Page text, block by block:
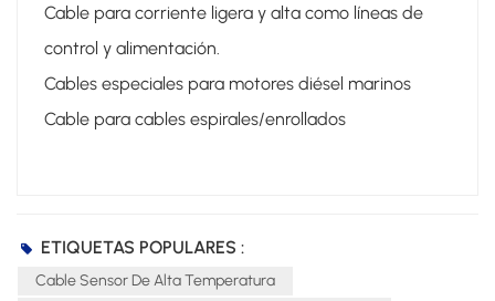
Cable para corriente ligera y alta como líneas de
control y alimentación.
Cables especiales para motores diésel marinos
Cable para cables espirales/enrollados
ETIQUETAS POPULARES :
Cable Sensor De Alta Temperatura